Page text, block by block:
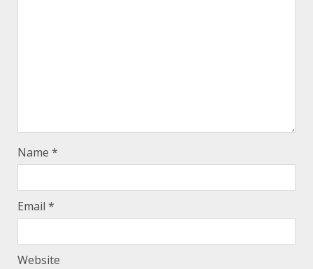
Name *
Email *
Website